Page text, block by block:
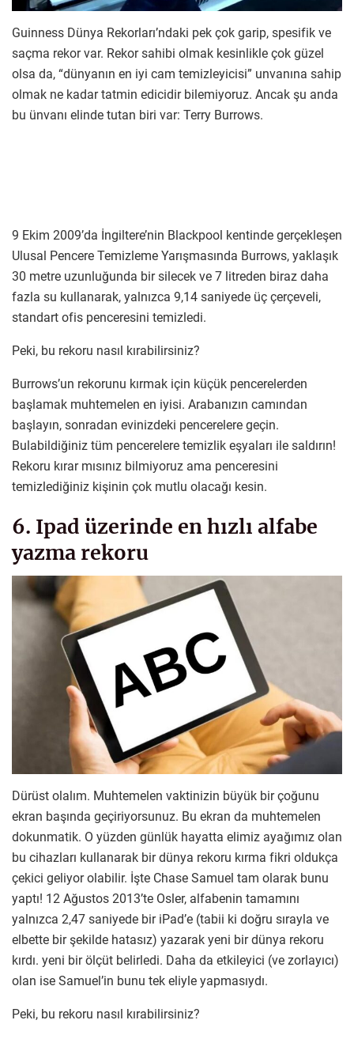
Guinness Dünya Rekorları’ndaki pek çok garip, spesifik ve
saçma rekor var. Rekor sahibi olmak kesinlikle çok güzel
olsa da, “dünyanın en iyi cam temizleyicisi” unvanına sahip
olmak ne kadar tatmin edicidir bilemiyoruz. Ancak şu anda
bu ünvanı elinde tutan biri var: Terry Burrows.
9 Ekim 2009’da İngiltere’nin Blackpool kentinde gerçekleşen
Ulusal Pencere Temizleme Yarışmasında Burrows, yaklaşık
30 metre uzunluğunda bir silecek ve 7 litreden biraz daha
fazla su kullanarak, yalnızca 9,14 saniyede üç çerçeveli,
standart ofis penceresini temizledi.
Peki, bu rekoru nasıl kırabilirsiniz?
Burrows’un rekorunu kırmak için küçük pencerelerden
başlamak muhtemelen en iyisi. Arabanızın camından
başlayın, sonradan evinizdeki pencerelere geçin.
Bulabildiğiniz tüm pencerelere temizlik eşyaları ile saldırın!
Rekoru kırar mısınız bilmiyoruz ama penceresini
temizlediğiniz kişinin çok mutlu olacağı kesin.
6. Ipad üzerinde en hızlı alfabe
yazma rekoru
Dürüst olalım. Muhtemelen vaktinizin büyük bir çoğunu
ekran başında geçiriyorsunuz. Bu ekran da muhtemelen
dokunmatik. O yüzden günlük hayatta elimiz ayağımız olan
bu cihazları kullanarak bir dünya rekoru kırma fikri oldukça
çekici geliyor olabilir. İşte Chase Samuel tam olarak bunu
yaptı! 12 Ağustos 2013’te Osler, alfabenin tamamını
yalnızca 2,47 saniyede bir iPad’e (tabii ki doğru sırayla ve
elbette bir şekilde hatasız) yazarak yeni bir dünya rekoru
kırdı. yeni bir ölçüt belirledi. Daha da etkileyici (ve zorlayıcı)
olan ise Samuel’in bunu tek eliyle yapmasıydı.
Peki, bu rekoru nasıl kırabilirsiniz?